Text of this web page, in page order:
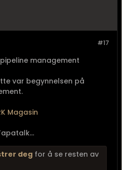
#17
management
var begynnelsen på
Magasin
deg for å se resten av